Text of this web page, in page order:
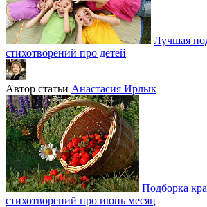
Лучшая
стихотворений про детей
Автор статьи Анастасия Ирлык
Подборка
стихотворений про июнь месяц